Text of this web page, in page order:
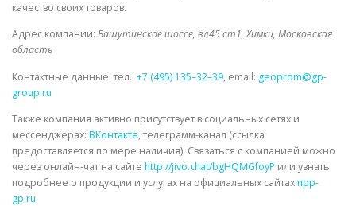
качество своих товаров.
Адрес компании: Вашутинское шоссе, вл45 ст1, Химки, Московская
область
Контактные данные: тел.: +7 (495) 135–32–39, email: geoprom@gp-
group.ru
Также компания активно присутствует в социальных сетях и
мессенджерах: ВКонтакте, телеграмм-канал (ссылка
предоставляется по мере наличия). Связаться с компанией можно
через онлайн-чат на сайте http://jivo.chat/bgHQMGfoyP или узнать
подробнее о продукции и услугах на официальных сайтахnpp-
gp.ru.